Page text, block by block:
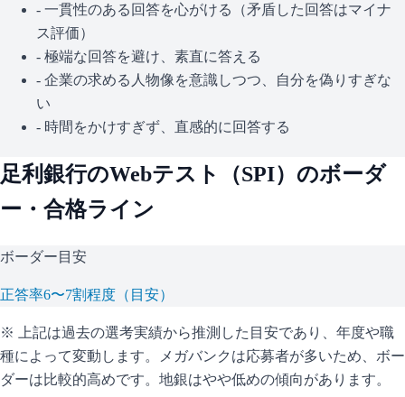
- 一貫性のある回答を心がける（矛盾した回答はマイナ
ス評価）
- 極端な回答を避け、素直に答える
- 企業の求める人物像を意識しつつ、自分を偽りすぎな
い
- 時間をかけすぎず、直感的に回答する
足利銀行のWebテスト（SPI）のボーダ
ー・合格ライン
ボーダー目安
正答率6〜7割程度（目安）
※ 上記は過去の選考実績から推測した目安であり、年度や職
種によって変動します。
メガバンクは応募者が多いため、ボー
ダーは比較的高めです。地銀はやや低めの傾向があります。